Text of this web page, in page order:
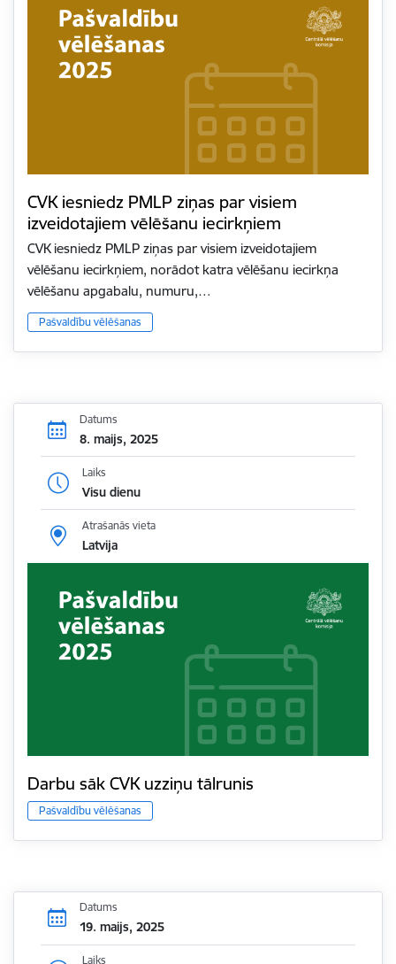
CVK iesniedz PMLP ziņas par visiem
izveidotajiem vēlēšanu iecirkņiem
CVK iesniedz PMLP ziņas par visiem izveidotajiem
vēlēšanu iecirkņiem, norādot katra vēlēšanu iecirkņa
vēlēšanu apgabalu, numuru,…
Pašvaldību vēlēšanas
Datums
8. maijs, 2025
Laiks
Visu dienu
Atrašanās vieta
Latvija
Darbu sāk CVK uzziņu tālrunis
Pašvaldību vēlēšanas
Datums
19. maijs, 2025
Laiks